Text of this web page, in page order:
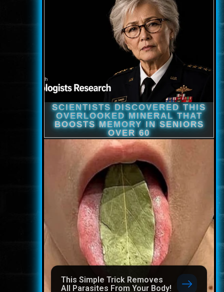
This Simple Trick Removes
All Parasites From Your Body!